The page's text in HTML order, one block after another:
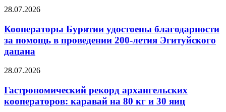
28.07.2026
Кооператоры Бурятии удостоены благодарности
за помощь в проведении 200-летия Эгитуйского
дацана
28.07.2026
Гастрономический рекорд архангельских
кооператоров: каравай на 80 кг и 30 яиц